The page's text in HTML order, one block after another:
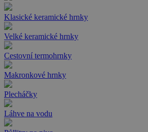
Klasické keramické hrnky
Velké keramické hrnky
Cestovní termohrnky
Makronkové hrnky
Plecháčky
Láhve na vodu